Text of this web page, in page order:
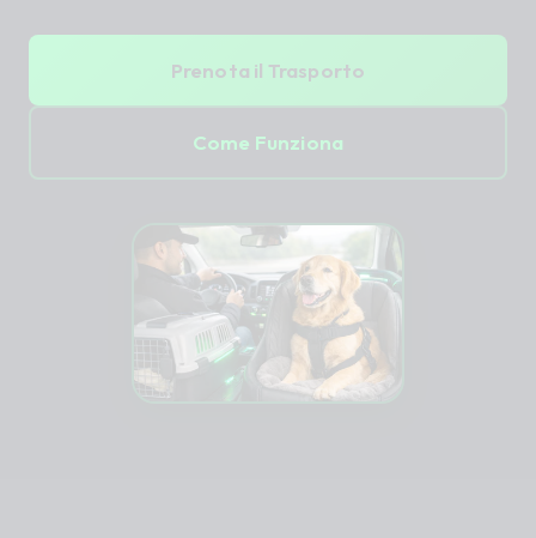
Prenota il Trasporto
Come Funziona